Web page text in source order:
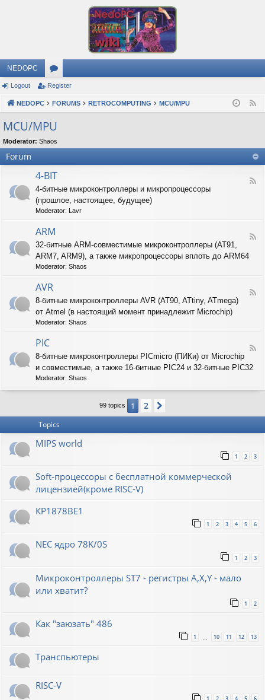
NEDOPC
or
u
m
s
Logout Register
NEDOPC FORUMS RETROCOMPUTING MCU/MPU
MCU/MPU
Moderator: Shaos
Forum
F
I
4-BIT
4-битные микроконтроллеры и микропроцессоры
(прошлое, настоящее, будущее)
Moderator: Lavr
F
e
R
ARM
32-битные ARM-совместимые микроконтроллеры (AT91,
ARM7, ARM9), а также микропроцессоры вплоть до ARM64
Moderator: Shaos
F
V
AVR
8-битные микроконтроллеры AVR (AT90, ATtiny, ATmega)
от Atmel (в настоящий момент принадлежит Microchip)
Moderator: Shaos
F
e
PIC
8-битные микроконтроллеры PICmicro (ПИКи) от Microchip
и совместимые, а также 16-битные PIC24 и 32-битные PIC32
Moderator: Shaos
99 topics 1 2
Topics
MIPS world
1 2 3
Soft-процессоры с бесплатной коммерческой
лицензией(кроме RISC-V)
КР1878ВЕ1
1 2 3 4 5 6
NEC ядро 78K/0S
1 2 3
Микроконтроллеры ST7 - регистры A,X,Y - мало
или хватит?
1 2
Как "заюзать" 486
1 10 11 12 13
Транспьютеры
RISC-V
1 2 3 4 5 6